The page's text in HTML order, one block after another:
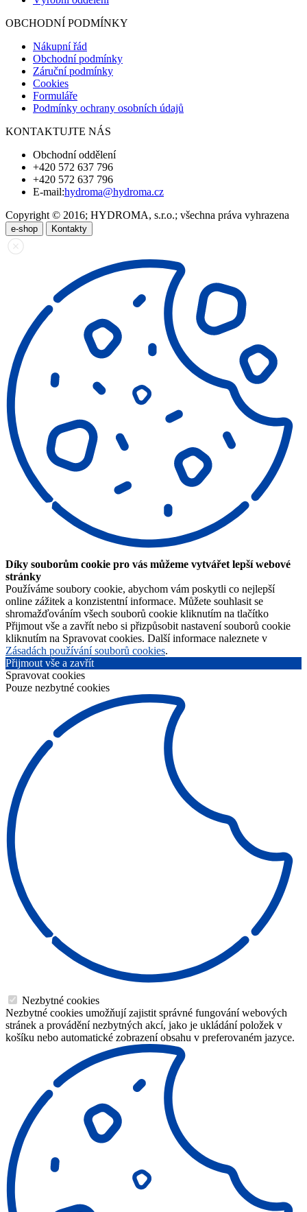
OBCHODNÍ PODMÍNKY
Nákupní řád
Obchodní podmínky
Záruční podmínky
Cookies
Formuláře
Podmínky ochrany osobních údajů
KONTAKTUJTE NÁS
Obchodní oddělení
+420 572 637 796
+420 572 637 796
E-mail:hydroma@hydroma.cz
Copyright © 2016; HYDROMA, s.r.o.; všechna práva vyhrazena
e-shop Kontakty
Díky souborům cookie pro vás můžeme vytvářet lepší webové
stránky
Používáme soubory cookie, abychom vám poskytli co nejlepší
online zážitek a konzistentní informace. Můžete souhlasit se
shromažďováním všech souborů cookie kliknutím na tlačítko
Přijmout vše a zavřít nebo si přizpůsobit nastavení souborů cookie
kliknutím na Spravovat cookies. Další informace naleznete v
Zásadách používání souborů cookies.
Přijmout vše a zavřít
Spravovat cookies
Pouze nezbytné cookies
Nezbytné cookies
Nezbytné cookies umožňují zajistit správné fungování webových
stránek a provádění nezbytných akcí, jako je ukládání položek v
košíku nebo automatické zobrazení obsahu v preferovaném jazyce.